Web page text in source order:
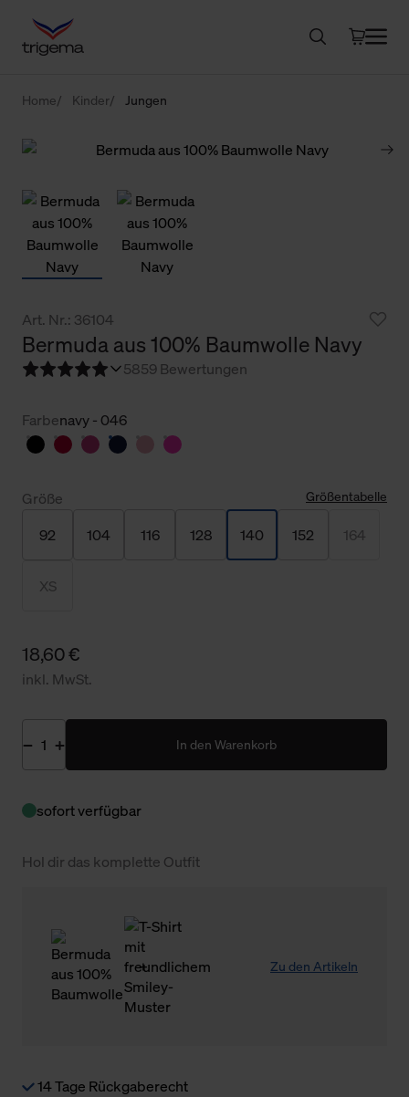
Home Kinder Jungen
Art. Nr.: 36104
Bermuda aus 100% Baumwolle Navy
5859 Bewertungen
Farbenavy - 046
Größe Größentabelle
92 104 116 128 140 152 164
XS
18,60 €
inkl. MwSt.
In den Warenkorb
sofort verfügbar
Hol dir das komplette Outfit
Zu den Artikeln
14 Tage Rückgaberecht